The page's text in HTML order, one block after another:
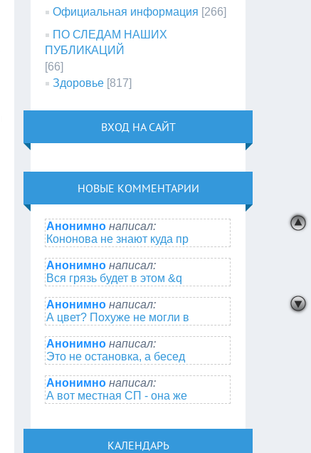
Официальная информация [266]
ПО СЛЕДАМ НАШИХ
ПУБЛИКАЦИЙ
[66]
Здоровье [817]
ВХОД НА САЙТ
НОВЫЕ КОММЕНТАРИИ
Анонимно написал:
Кононова не знают куда пр
Анонимно написал:
Вся грязь будет в этом &q
Анонимно написал:
А цвет? Похуже не могли в
Анонимно написал:
Это не остановка, а бесед
Анонимно написал:
А вот местная СП - она же
КАЛЕНДАРЬ